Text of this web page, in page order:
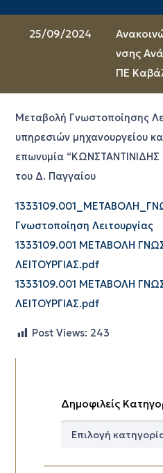
25/09/2024
νσης
ΠΕ
Μεταβολή Γνωστοποίησης
υπηρεσιών μηχανουργείου
επωνυμία “ΚΩΝΣΤΑΝΤΙΝΙΔΗΣ
του Δ. Παγγαίου
Γνωστοποίηση Λειτουργίας
1333109.001 ΜΕΤΑΒΟΛΗ
ΛΕΙΤΟΥΡΓΙΑΣ.pdf
1333109.001 ΜΕΤΑΒΟΛΗ
ΛΕΙΤΟΥΡΓΙΑΣ.pdf
Post Views: 243
Δημοφιλείς
Δημοφιλείς